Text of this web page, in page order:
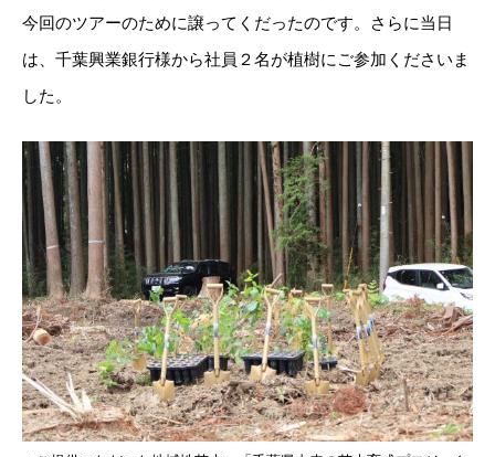
今回のツアーのために譲ってくだったのです。さらに当日
は、千葉興業銀行様から社員２名が植樹にご参加くださいま
した。